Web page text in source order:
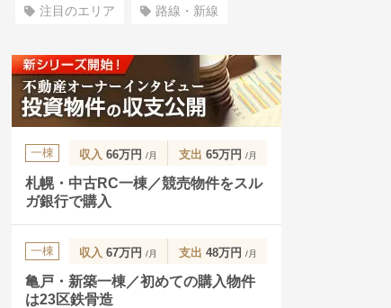
注目のエリア 路線・新線
一棟 収入 66万円 /月 支出 65万円 /月
札幌・中古RC一棟／競売物件をスル
ガ銀行で購入
一棟 収入 67万円 /月 支出 48万円 /月
亀戸・新築一棟／初めての購入物件
は23区鉄骨造